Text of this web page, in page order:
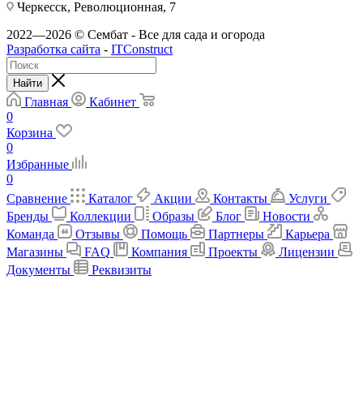
Черкесск, Революционная, 7
2022—2026 © Сембат - Все для сада и огорода
Разработка сайта - ITConstruct
Найти
Главная
Кабинет
0
Корзина
0
Избранные
0
Сравнение
Каталог Акции Контакты
Услуги
Бренды
Коллекции Образы Блог
Новости
Команда
Отзывы Помощь Партнеры
Карьера
Магазины
FAQ Компания Проекты
Лицензии
Документы
Реквизиты